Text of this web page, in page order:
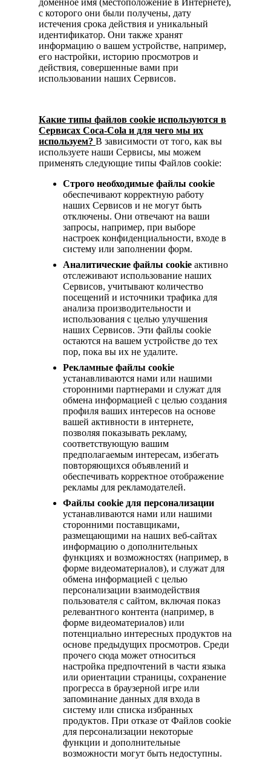
доменное имя (местоположение в Интернете),
с которого они были получены, дату
истечения срока действия и уникальный
идентификатор. Они также хранят
информацию о вашем устройстве, например,
его настройки, историю просмотров и
действия, совершенные вами при
использовании наших Сервисов.
Какие типы файлов cookie используются в
Сервисах Coca-Cola и для чего мы их
используем? В зависимости от того, как вы
используете наши Сервисы, мы можем
применять следующие типы Файлов cookie:
Строго необходимые файлы cookie
обеспечивают корректную работу
наших Сервисов и не могут быть
отключены. Они отвечают на ваши
запросы, например, при выборе
настроек конфиденциальности, входе в
систему или заполнении форм.
Аналитические файлы cookie активно
отслеживают использование наших
Сервисов, учитывают количество
посещений и источники трафика для
анализа производительности и
использования с целью улучшения
наших Сервисов. Эти файлы cookie
остаются на вашем устройстве до тех
пор, пока вы их не удалите.
Рекламные файлы cookie
устанавливаются нами или нашими
сторонними партнерами и служат для
обмена информацией с целью создания
профиля ваших интересов на основе
вашей активности в интернете,
позволяя показывать рекламу,
соответствующую вашим
предполагаемым интересам, избегать
повторяющихся объявлений и
обеспечивать корректное отображение
рекламы для рекламодателей.
Файлы cookie для персонализации
устанавливаются нами или нашими
сторонними поставщиками,
размещающими на наших веб-сайтах
информацию о дополнительных
функциях и возможностях (например, в
форме видеоматериалов), и служат для
обмена информацией с целью
персонализации взаимодействия
пользователя с сайтом, включая показ
релевантного контента (например, в
форме видеоматериалов) или
потенциально интересных продуктов на
основе предыдущих просмотров. Среди
прочего сюда может относиться
настройка предпочтений в части языка
или ориентации страницы, сохранение
прогресса в браузерной игре или
запоминание данных для входа в
систему или списка избранных
продуктов. При отказе от Файлов cookie
для персонализации некоторые
функции и дополнительные
возможности могут быть недоступны.